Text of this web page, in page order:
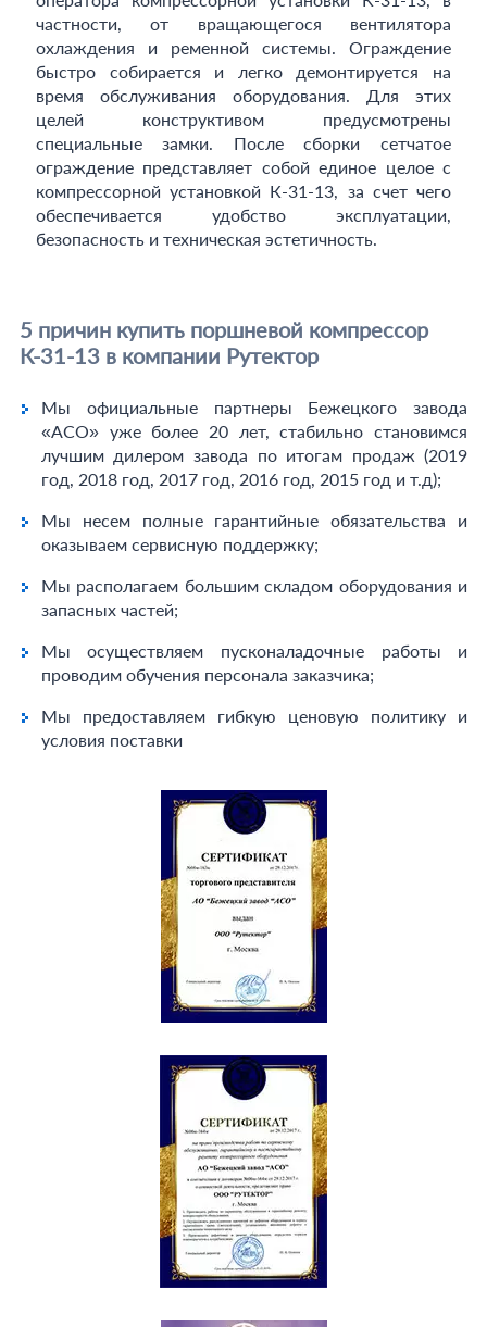
частности, от вращающегося вентилятора
охлаждения и ременной системы. Ограждение
быстро собирается и легко демонтируется на
время обслуживания оборудования. Для этих
целей конструктивом предусмотрены
специальные замки. После сборки сетчатое
ограждение представляет собой единое целое с
компрессорной установкой К-31-13, за счет чего
обеспечивается удобство эксплуатации,
безопасность и техническая эстетичность.
5 причин купить поршневой компрессор
К-31-13 в компании Рутектор
Мы официальные партнеры Бежецкого завода
«АСО» уже более 20 лет, стабильно становимся
лучшим дилером завода по итогам продаж (2019
год, 2018 год, 2017 год, 2016 год, 2015 год и т.д);
Мы несем полные гарантийные обязательства и
оказываем сервисную поддержку;
Мы располагаем большим складом оборудования и
запасных частей;
Мы осуществляем пусконаладочные работы и
проводим обучения персонала заказчика;
Мы предоставляем гибкую ценовую политику и
условия поставки